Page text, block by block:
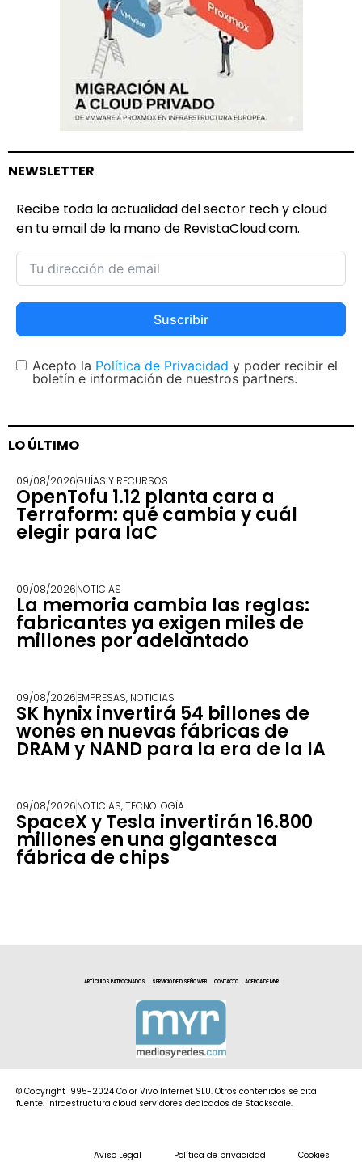
NEWSLETTER
Recibe toda la actualidad del sector tech y cloud
en tu email de la mano de RevistaCloud.com.
Suscribir
Acepto la Política de Privacidad y poder recibir el
boletín e información de nuestros partners.
LO ÚLTIMO
09/08/2026GUÍAS Y RECURSOS
OpenTofu 1.12 planta cara a
Terraform: qué cambia y cuál
elegir para IaC
09/08/2026NOTICIAS
La memoria cambia las reglas:
fabricantes ya exigen miles de
millones por adelantado
09/08/2026EMPRESAS, NOTICIAS
SK hynix invertirá 54 billones de
wones en nuevas fábricas de
DRAM y NAND para la era de la IA
09/08/2026NOTICIAS,TECNOLOGÍA
SpaceX y Tesla invertirán 16.800
millones en una gigantesca
fábrica de chips
ARTÍCULOS PATROCINADOS SERVICIO DE DISEÑO WEB CONTACTO ACERCA DE MYR
© Copyright 1995-2024 Color Vivo Internet SLU. Otros contenidos se cita
fuente. Infraestructura cloud servidores dedicados de Stackscale.
Aviso Legal Política de privacidad Cookies